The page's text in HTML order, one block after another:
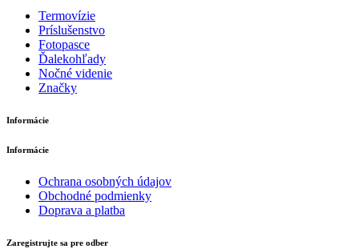
Termovízie
Príslušenstvo
Fotopasce
Ďalekohľady
Nočné videnie
Značky
Informácie
Informácie
Ochrana osobných údajov
Obchodné podmienky
Doprava a platba
Zaregistrujte sa pre odber